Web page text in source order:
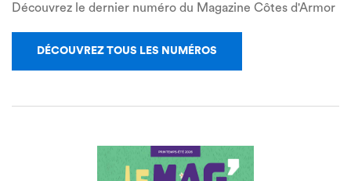
Découvrez le dernier numéro du Magazine Côtes d'Armor
DÉCOUVREZ TOUS LES NUMÉROS